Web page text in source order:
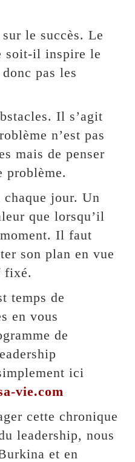
le succès. Le
soit-il inspire le
pas les
Il s’agit
n’est pas
mais de penser
problème.
jour. Un
que lorsqu’il
Il faut
son plan en vue
fixé.
temps de
en vous
de
ici
vie.com
cette chronique
leadership, nous
et en